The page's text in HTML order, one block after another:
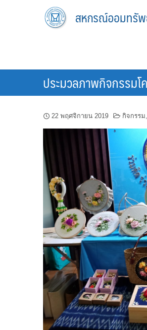
สหกรณ์ออมทรัพ
ประมวลภาพกิจกรรม
22 พฤศจิกายน 2019 กิจกรรม,